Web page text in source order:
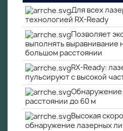
Для всех
технологией RX-Ready
Позволяет
выполнять выравнивание
большом расстоянии
RX-Ready:
пульсируют с высокой
Обнаружение
расстоянии до 60 м
Высокая
обнаружение лазерных